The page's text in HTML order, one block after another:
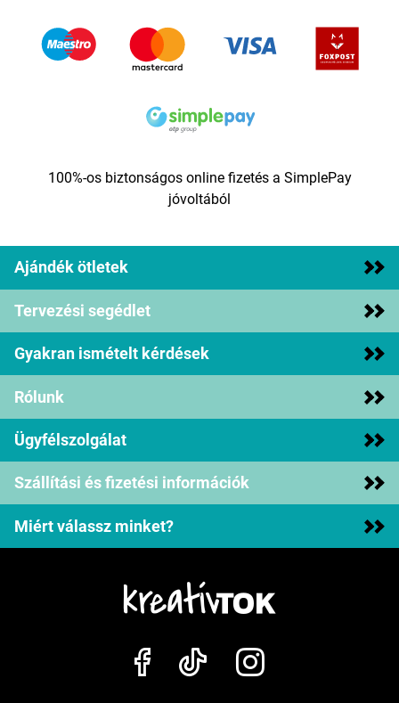
100%-os biztonságos online fizetés a SimplePay
jóvoltából
Ajándék ötletek
Tervezési segédlet
Gyakran ismételt kérdések
Rólunk
Ügyfélszolgálat
Szállítási és fizetési információk
Miért válassz minket?